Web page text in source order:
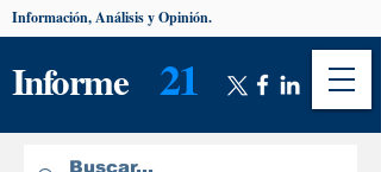
Informe 21
Información, Análisis y Opinión.